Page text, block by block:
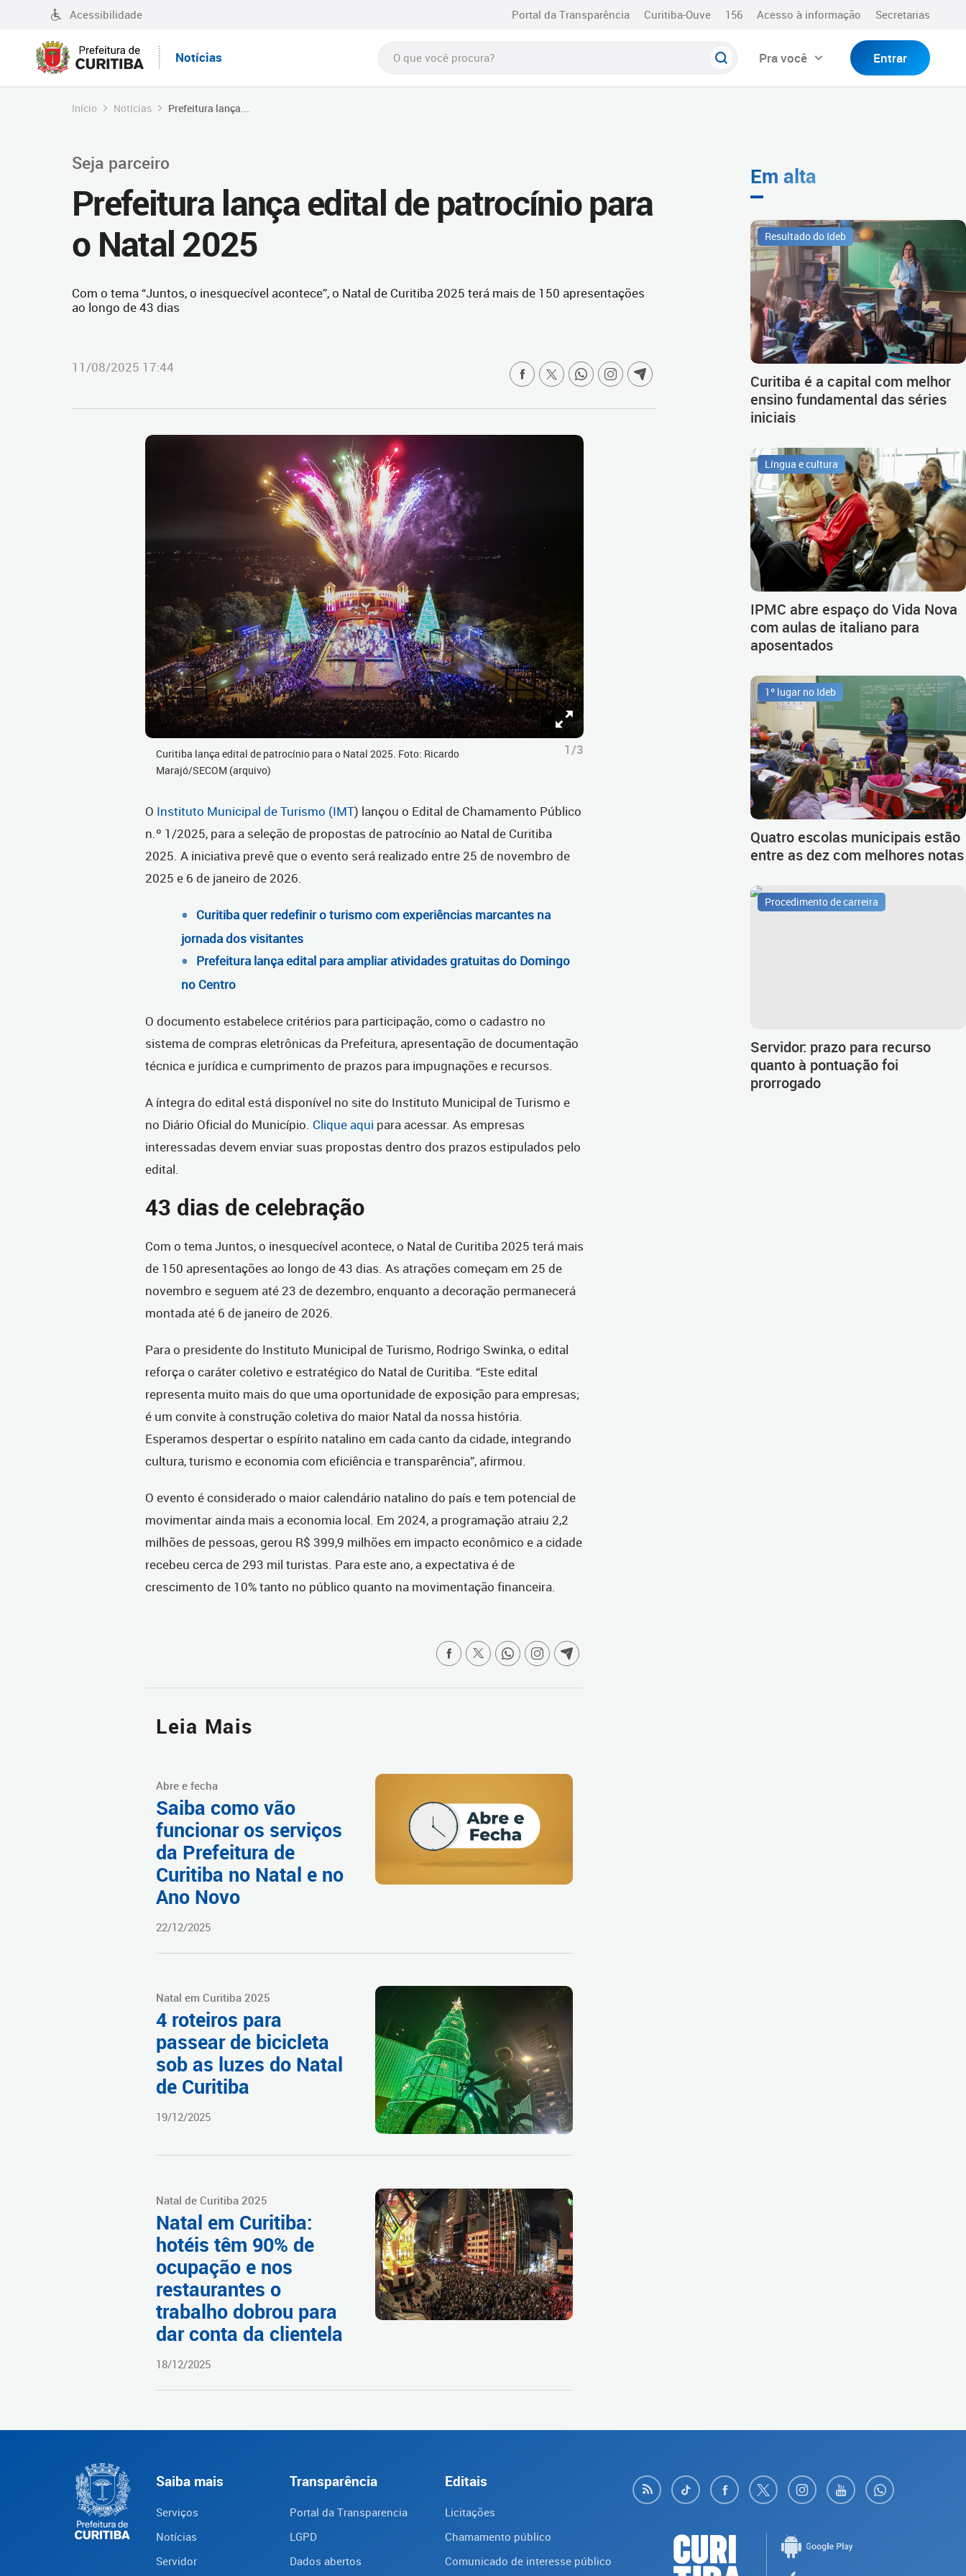
Acessibilidade Portal da Transparência Curitiba-Ouve 156 Acesso à informação Secretarias
Notícias Pra você Entrar
Início Notícias Prefeitura lança...
Seja parceiro
Prefeitura lança edital de patrocínio para
o Natal 2025
Com o tema “Juntos, o inesquecível acontece”, o Natal de Curitiba 2025 terá mais de 150 apresentações
ao longo de 43 dias
11/08/2025 17:44
Curitiba lança edital de patrocínio para o Natal 2025. Foto: Ricardo
Marajó/SECOM (arquivo)
1/3
O Instituto Municipal de Turismo (IMT) lançou o Edital de Chamamento Público
n.º 1/2025, para a seleção de propostas de patrocínio ao Natal de Curitiba
2025. A iniciativa prevê que o evento será realizado entre 25 de novembro de
2025 e 6 de janeiro de 2026.
Curitiba quer redefinir o turismo com experiências marcantes na
jornada dos visitantes
Prefeitura lança edital para ampliar atividades gratuitas do Domingo
no Centro
O documento estabelece critérios para participação, como o cadastro no
sistema de compras eletrônicas da Prefeitura, apresentação de documentação
técnica e jurídica e cumprimento de prazos para impugnações e recursos.
A íntegra do edital está disponível no site do Instituto Municipal de Turismo e
no Diário Oficial do Município. Clique aqui para acessar. As empresas
interessadas devem enviar suas propostas dentro dos prazos estipulados pelo
edital.
43 dias de celebração
Com o tema Juntos, o inesquecível acontece, o Natal de Curitiba 2025 terá mais
de 150 apresentações ao longo de 43 dias. As atrações começam em 25 de
novembro e seguem até 23 de dezembro, enquanto a decoração permanecerá
montada até 6 de janeiro de 2026.
Para o presidente do Instituto Municipal de Turismo, Rodrigo Swinka, o edital
reforça o caráter coletivo e estratégico do Natal de Curitiba. “Este edital
representa muito mais do que uma oportunidade de exposição para empresas;
é um convite à construção coletiva do maior Natal da nossa história.
Esperamos despertar o espírito natalino em cada canto da cidade, integrando
cultura, turismo e economia com eficiência e transparência”, afirmou.
O evento é considerado o maior calendário natalino do país e tem potencial de
movimentar ainda mais a economia local. Em 2024, a programação atraiu 2,2
milhões de pessoas, gerou R$ 399,9 milhões em impacto econômico e a cidade
recebeu cerca de 293 mil turistas. Para este ano, a expectativa é de
crescimento de 10% tanto no público quanto na movimentação financeira.
Leia Mais
Abre e fecha
Saiba como vão
funcionar os serviços
da Prefeitura de
Curitiba no Natal e no
Ano Novo
22/12/2025
Natal em Curitiba 2025
4 roteiros para
passear de bicicleta
sob as luzes do Natal
de Curitiba
19/12/2025
Natal de Curitiba 2025
Natal em Curitiba:
hotéis têm 90% de
ocupação e nos
restaurantes o
trabalho dobrou para
dar conta da clientela
18/12/2025
Em alta
Resultado do Ideb
Curitiba é a capital com melhor
ensino fundamental das séries
iniciais
Língua e cultura
IPMC abre espaço do Vida Nova
com aulas de italiano para
aposentados
1º lugar no Ideb
Quatro escolas municipais estão
entre as dez com melhores notas
Procedimento de carreira
Servidor: prazo para recurso
quanto à pontuação foi
prorrogado
Saiba mais
Serviços
Notícias
Servidor
Transparência
Portal da Transparencia
LGPD
Dados abertos
Editais
Licitações
Chamamento público
Comunicado de interesse público